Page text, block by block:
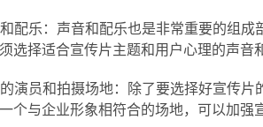
配乐：声音和配乐也是非常重要的组
选择适合宣传片主题和用户心理的声音
演员和拍摄场地：除了要选择好宣传
个与企业形象相符合的场地，可以加强